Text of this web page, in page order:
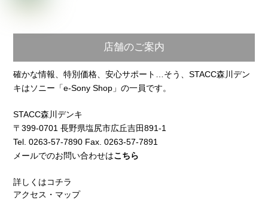
店舗のご案内
確かな情報、特別価格、安心サポート…そう、STACC森川デン
キはソニー「e-Sony Shop」の一員です。
STACC森川デンキ
〒399-0701 長野県塩尻市広丘吉田891-1
Tel. 0263-57-7890 Fax. 0263-57-7891
メールでのお問い合わせはこちら
詳しくはコチラ
アクセス・マップ